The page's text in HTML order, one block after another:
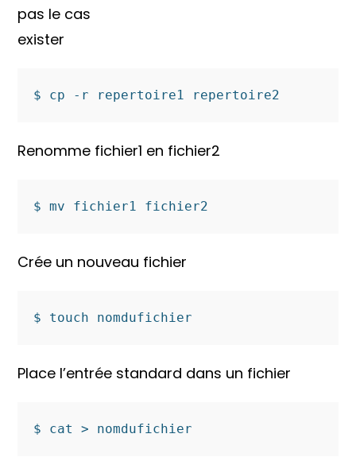
pas le cas
exister
$ cp -r repertoire1 repertoire2
Renomme fichier1 en fichier2
$ mv fichier1 fichier2
Crée un nouveau fichier
$ touch nomdufichier
Place l’entrée standard dans un fichier
$ cat > nomdufichier